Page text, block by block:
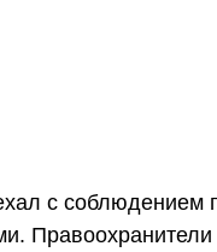
с соблюдением